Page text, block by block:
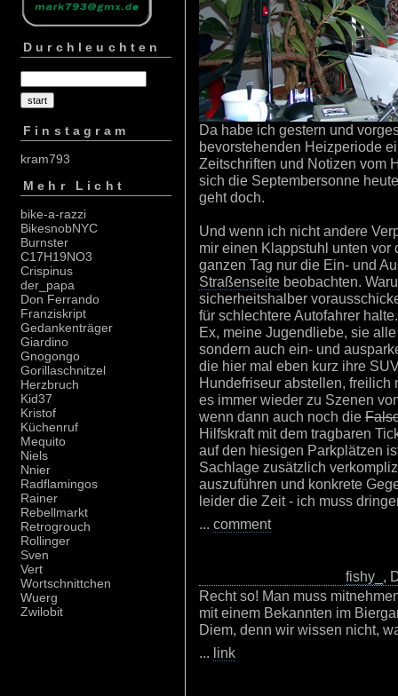
Durchleuchten
Finstagram
kram793
Mehr Licht
bike-a-razzi
BikesnobNYC
Burnster
C17H19NO3
Crispinus
der_papa
Don Ferrando
Franziskript
Gedankenträger
Giardino
Gnogongo
Gorillaschnitzel
Herzbruch
Kid37
Kristof
Küchenruf
Mequito
Niels
Nnier
Radflamingos
Rainer
Rebellmarkt
Retrogrouch
Rollinger
Sven
Vert
Wortschnittchen
Wuerg
Zwilobit
Da habe ich gestern und
bevorstehenden Heizperiode
Zeitschriften und Notizen vom
sich die Septembersonne
geht doch.
Und wenn ich nicht andere
mir einen Klappstuhl unten vor
ganzen Tag nur die Ein- und
Straßenseite beobachten.
sicherheitshalber
für schlechtere Autofahrer
Ex, meine Jugendliebe, sie
sondern auch ein- und
die hier mal eben kurz ihre
Hundefriseur abstellen, freilich
es immer wieder zu Szenen
wenn dann auch noch die
Hilfskraft mit dem tragbaren
auf den hiesigen Parkplätzen
Sachlage zusätzlich
auszuführen und konkrete
leider die Zeit - ich muss
... comment
fishy_ ,
Recht so! Man muss
mit einem Bekannten im
Diem, denn wir wissen nicht,
... link